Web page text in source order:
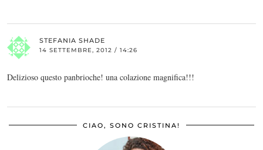
STEFANIA SHADE
14 SETTEMBRE, 2012 / 14:26
Delizioso questo panbrioche! una colazione magnifica!!!
CIAO, SONO CRISTINA!